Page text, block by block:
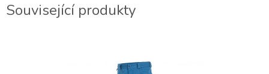
Související produkty